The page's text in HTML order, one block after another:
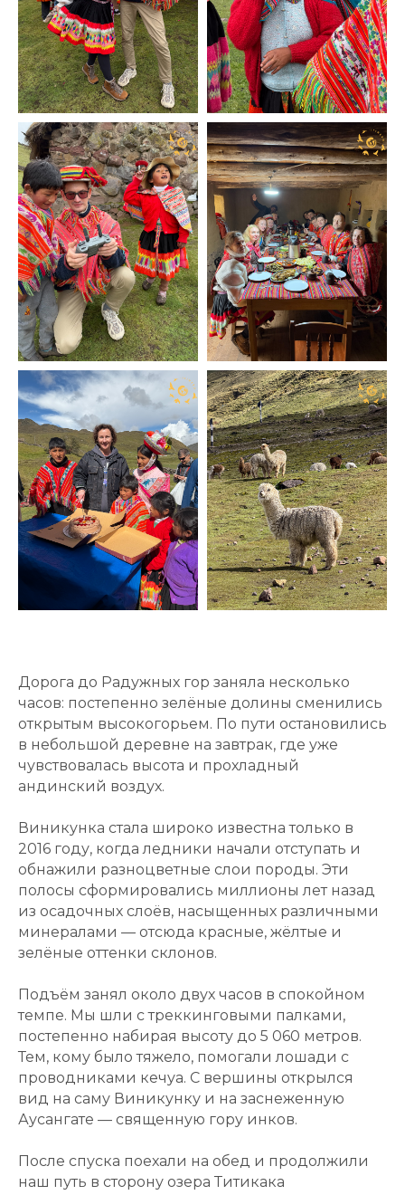
Дорога до Радужных гор заняла несколько
часов: постепенно зелёные долины сменились
открытым высокогорьем. По пути остановились
в небольшой деревне на завтрак, где уже
чувствовалась высота и прохладный
андинский воздух.
Виникунка стала широко известна только в
2016 году, когда ледники начали отступать и
обнажили разноцветные слои породы. Эти
полосы сформировались миллионы лет назад
из осадочных слоёв, насыщенных различными
минералами — отсюда красные, жёлтые и
зелёные оттенки склонов.
Подъём занял около двух часов в спокойном
темпе. Мы шли с треккинговыми палками,
постепенно набирая высоту до 5 060 метров.
Тем, кому было тяжело, помогали лошади с
проводниками кечуа. С вершины открылся
вид на саму Виникунку и на заснеженную
Аусангате — священную гору инков.
После спуска поехали на обед и продолжили
наш путь в сторону озера Титикака